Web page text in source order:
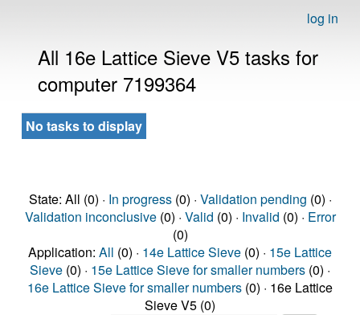
log in
All 16e Lattice Sieve V5 tasks for
computer 7199364
No tasks to display
State: All (0) · In progress(0) · Validation pending (0) ·
Validation inconclusive(0) · Valid (0) · Invalid (0) · Error
(0)
Application: All (0) · 14e Lattice Sieve (0) · 15e Lattice
Sieve (0) · 15e Lattice Sieve for smaller numbers (0) ·
16e Lattice Sieve for smaller numbers (0) · 16e Lattice
Sieve V5 (0)